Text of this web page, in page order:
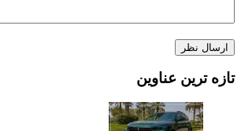
تازه ترین عناوین